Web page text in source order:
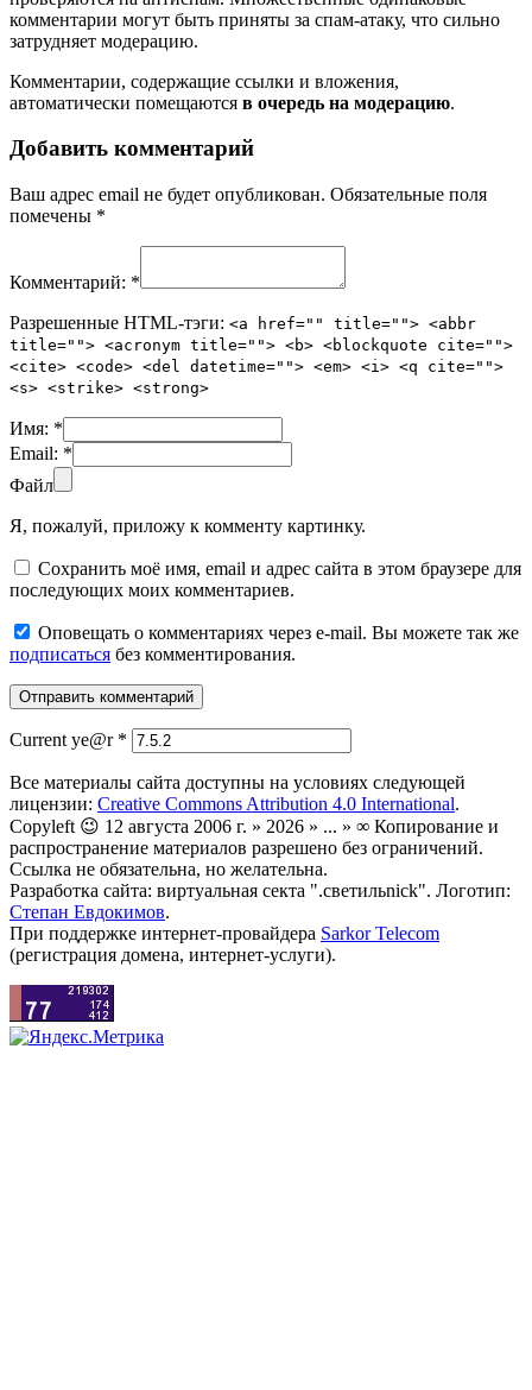
комментарии могут быть приняты за спам-атаку, что сильно
затрудняет модерацию.
Комментарии, содержащие ссылки и вложения,
автоматически помещаются в очередь на модерацию.
Добавить комментарий
Ваш адрес email не будет опубликован. Обязательные поля
помечены *
Комментарий: *
Разрешенные HTML-тэги: <a href="" title=""> <abbr
title=""> <acronym title=""> <b> <blockquote cite="">
<cite> <code> <del datetime=""> <em> <i> <q cite="">
<s> <strike> <strong>
Имя: *
Email: *
Файл
Я, пожалуй, приложу к комменту картинку.
Сохранить моё имя, email и адрес сайта в этом браузере для
последующих моих комментариев.
Оповещать о комментариях через e-mail. Вы можете так же
подписаться без комментирования.
Current ye@r *
Все материалы сайта доступны на условиях следующей
лицензии: Creative Commons Attribution 4.0 International.
Copyleft 😉 12 августа 2006 г. » 2026 » ... » ∞ Копирование и
распространение материалов разрешено без ограничений.
Ссылка не обязательна, но желательна.
Разработка сайта: виртуальная секта ".светильnick". Логотип:
Степан Евдокимов.
При поддержке интернет-провайдера Sarkor Telecom
(регистрация домена, интернет-услуги).